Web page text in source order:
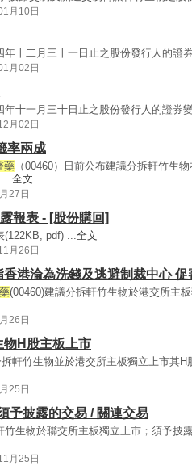
月10日
年十二月三十一日止之股份發行人的證
月02日
年十一月三十日止之股份發行人的證券
月02日
率兩成
藥 （00460）日前公布建議分拆軒竹生
...全文
27日
報表 - [股份購回]
(122KB, pdf) ...全文
月26日
香港淪為洗錢及逃避制裁中心
(00460)建議分拆軒竹生物於港交所主
26日
物H股主板上市
軒竹生物並於港交所主板獨立上市其
25日
予披露的交易 / 關連交易
竹生物於聯交所主板獨立上市；須予披
月25日